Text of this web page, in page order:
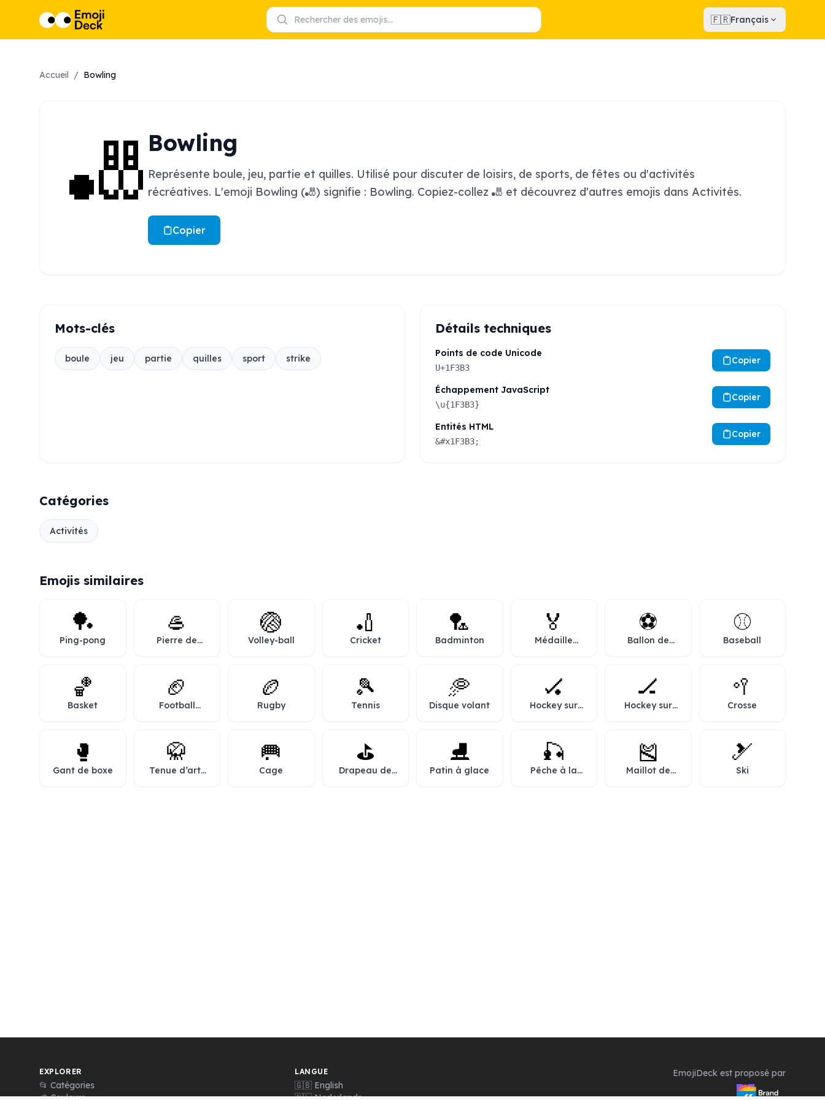
🇫🇷Français
Accueil / Bowling
🎳 Bowling
Représente boule, jeu, partie et quilles. Utilisé pour discuter de loisirs, de sports, de fêtes ou d'activités
récréatives. L'emoji Bowling (🎳) signifie : Bowling. Copiez-collez 🎳 et découvrez d'autres emojis dans Activités.
Copier
Mots-clés
boule jeu partie quilles sport strike
Détails techniques
Points de code Unicode
U+1F3B3
Copier
Échappement JavaScript
\u{1F3B3}
Copier
Entités HTML
&#x1F3B3;
Copier
Catégories
Activités
Emojis similaires
🏓
Ping-pong
🥌
Pierre de
🏐
Volley-ball
🏏
Cricket
🏸
Badminton
🏅
Médaille
⚽
Ballon de
⚾
Baseball
🏀
Basket
🏈
Football
🏉
Rugby
🎾
Tennis
🥏
Disque volant
🏑
Hockey sur
🏒
Hockey sur
🥍
Crosse
🥊
Gant de boxe
🥋
Tenue d’arts
🥅
Cage
⛳
Drapeau de
⛸️
Patin à glace
🎣
Pêche à la
🎽
Maillot de
🎿
Ski
EXPLORER
📂 Catégories
🎨 Couleurs
LANGUE
🇬🇧 English
🇳🇱 Nederlands
EmojiDeck est proposé par